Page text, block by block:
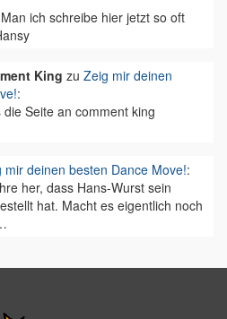
ich schreibe hier jetzt so oft
King zu Zeig mir deinen
:
Seite an comment king
mir deinen besten Dance Move!:
her, dass Hans-Wurst sein
hat. Macht es eigentlich noch